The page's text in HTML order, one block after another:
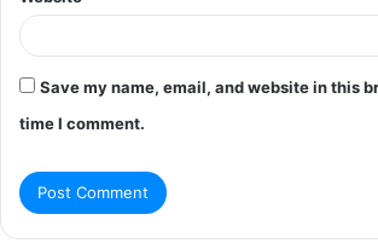
Save my name, email, and website in this
time I comment.